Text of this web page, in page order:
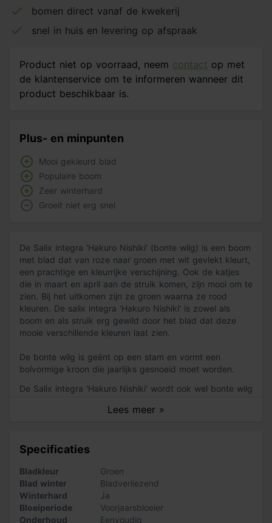
bomen direct vanaf de kwekerij
snel in huis en levering op afspraak
Product niet op voorraad, neem contact op met
de klantenservice om te informeren wanneer dit
product beschikbaar is.
Plus- en minpunten
Mooi gekleurd blad
Populaire boom
Zeer winterhard
Groeit niet erg snel
De Salix integra 'Hakuro Nishiki' (bonte wilg) is een boom
met blad dat van roze naar groen met wit gevlekt kleurt,
een prachtige en kleurrijke verschijning. Ook de katjes
die in maart en april aan de struik komen, zijn mooi om te
zien. Bij het uitkomen zijn ze groen waarna ze rood
kleuren. De salix integra 'Hakuro Nishiki' is zowel als
boom en als struik erg gewild door het blad dat deze
mooie verschillende kleuren laat zien.
De bonte wilg is geënt op een stam en vormt een
bolvormige kroon die jaarlijks gesnoeid moet worden.
Lees meer »
De Salix integra 'Hakuro Nishiki' wordt ook wel bonte wilg
behoort tot de saliceaea (wilgenfamilie). De uiteinde van
groen met wit gevlekt. Het blad is dun en lancetvormig.
verschijnt, vormen zich bloemen in de vorm van katjes.
Deze zijn groen bij het uitkomen en kleuren daarna rood.
De bont wilg is een minder harde groeier dan
Specificaties
Bladkleur
Groen
Blad winter
Bladverliezend
Winterhard
Ja
Bloeiperiode
Voorjaarsbloeier
Onderhoud
Eenvoudig